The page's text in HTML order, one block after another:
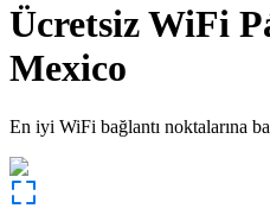
Ücretsiz WiFi
Mexico
En iyi WiFi bağlantı noktalarına